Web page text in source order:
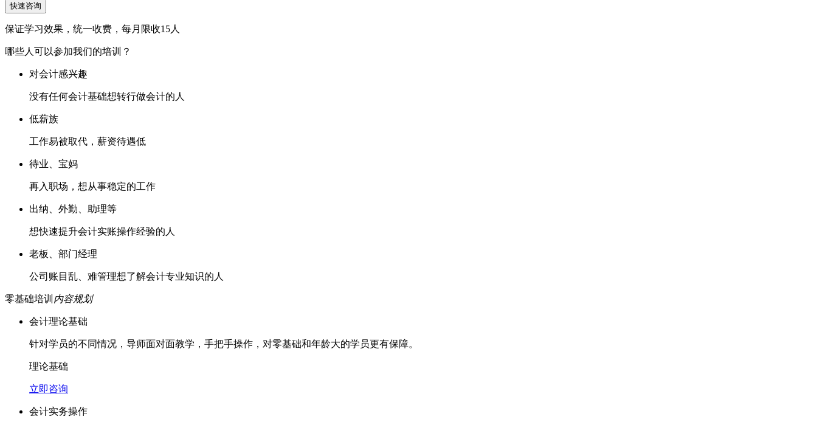
保证学习效果，统一收费，每月限收15人
哪些人可以参加我们的培训？
对会计感兴趣
没有任何会计基础想转行做会计的人
低薪族
工作易被取代，薪资待遇低
待业、宝妈
再入职场，想从事稳定的工作
出纳、外勤、助理等
想快速提升会计实账操作经验的人
老板、部门经理
公司账目乱、难管理想了解会计专业知识的人
零基础培训 内容规划
会计理论基础
针对学员的不同情况，导师面对面教学，手把手操作，对零基础和年龄大的学员更有保障。
理论基础
立即咨询
会计实务操作